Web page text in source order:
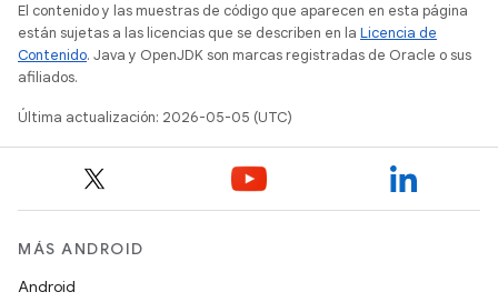
El contenido y las muestras de código que aparecen en esta página
están sujetas a las licencias que se describen en la Licencia de
Contenido. Java y OpenJDK son marcas registradas de Oracle o sus
afiliados.
Última actualización: 2026-05-05 (UTC)
MÁS ANDROID
Android